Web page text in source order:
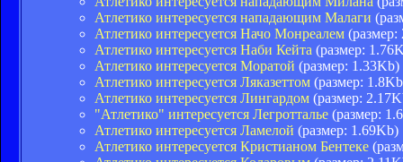
Атлетико интересуется нападающим Малаги
Атлетико интересуется Начо Монреалем (размер:
Атлетико интересуется Наби Кейта (размер:
Атлетико интересуется Моратой (размер: 1.33Kb)
Атлетико интересуется Ляказеттом (размер:
Атлетико интересуется Лингардом (размер:
"Атлетико" интересуется Легротталье (размер:
Атлетико интересуется Ламелой (размер: 1.69Kb)
Атлетико интересуется Кристианом Бентеке